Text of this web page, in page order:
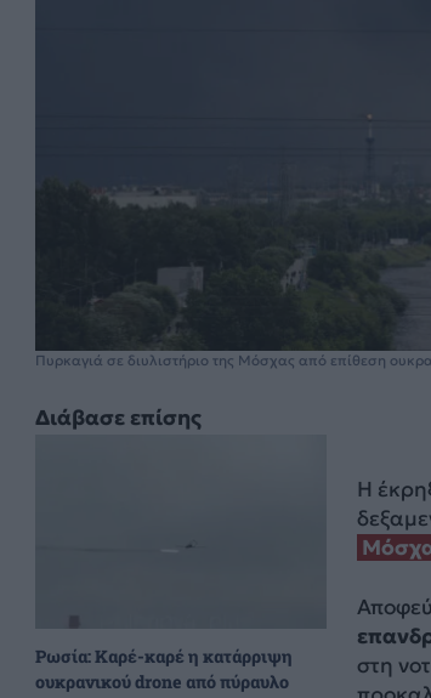
Πυρκαγιά σε διυλιστήριο της Μόσχας από επίθεση
Διάβασε επίσης
Ρωσία: Καρέ-καρέ η κατάρριψη
ουκρανικού drone από πύραυλο
Η
στη